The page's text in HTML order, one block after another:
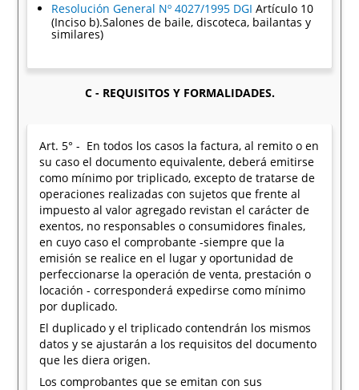
Resolución General Nº 4027/1995 DGI Artículo 10
(Inciso b).Salones de baile, discoteca, bailantas y
similares)
C - REQUISITOS Y FORMALIDADES.
Art. 5° - En todos los casos la factura, al remito o en
su caso el documento equivalente, deberá emitirse
como mínimo por triplicado, excepto de tratarse de
operaciones realizadas con sujetos que frente al
impuesto al valor agregado revistan el carácter de
exentos, no responsables o consumidores finales,
en cuyo caso el comprobante -siempre que la
emisión se realice en el lugar y oportunidad de
perfeccionarse la operación de venta, prestación o
locación - corresponderá expedirse como mínimo
por duplicado.
El duplicado y el triplicado contendrán los mismos
datos y se ajustarán a los requisitos del documento
que les diera origen.
Los comprobantes que se emitan con sus